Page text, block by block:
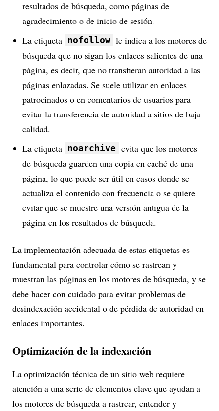
resultados de búsqueda, como páginas de
agradecimiento o de inicio de sesión.
La etiqueta nofollow le indica a los motores de
búsqueda que no sigan los enlaces salientes de una
página, es decir, que no transfieran autoridad a las
páginas enlazadas. Se suele utilizar en enlaces
patrocinados o en comentarios de usuarios para
evitar la transferencia de autoridad a sitios de baja
calidad.
La etiqueta noarchive evita que los motores
de búsqueda guarden una copia en caché de una
página, lo que puede ser útil en casos donde se
actualiza el contenido con frecuencia o se quiere
evitar que se muestre una versión antigua de la
página en los resultados de búsqueda.
La implementación adecuada de estas etiquetas es
fundamental para controlar cómo se rastrean y
muestran las páginas en los motores de búsqueda, y se
debe hacer con cuidado para evitar problemas de
desindexación accidental o de pérdida de autoridad en
enlaces importantes.
Optimización de la indexación
La optimización técnica de un sitio web requiere
atención a una serie de elementos clave que ayudan a
los motores de búsqueda a rastrear, entender y